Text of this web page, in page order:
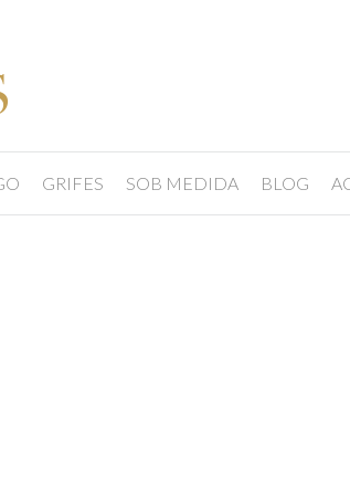
GRIFES SOB MEDIDA BLOG